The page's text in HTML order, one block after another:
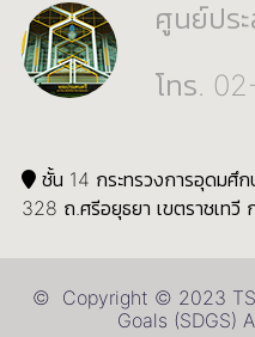
ศูนย์ปร
โทร.
ชั้น 14 กระทรวงการอุดมศึ
328 ถ.ศรีอยุธยา เขตราชเทวี
© Copyright © 2023
Goals (SDGS)